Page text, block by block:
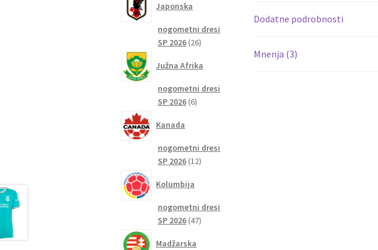
Dodatne podrobnosti
Mnenja (3)
Japonska
nogometni dresi
SP 2026 2626
Južna Afrika
nogometni dresi
SP 2026 66
Kanada
nogometni dresi
SP 2026 1212
Kolumbija
nogometni dresi
SP 2026 4747
Madžarska